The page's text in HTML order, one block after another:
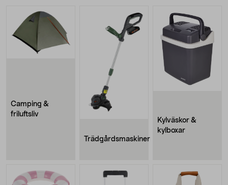
Camping &
friluftsliv
Trädgårdsmaskiner
Kylväskor &
kylboxar